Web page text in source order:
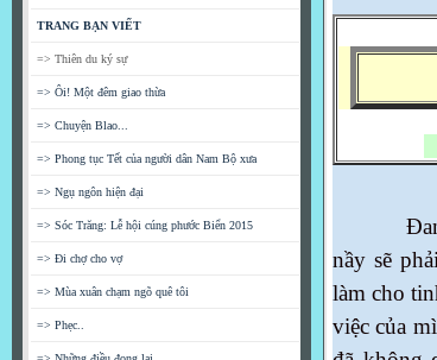
TRANG BẠN VIẾT
=> Thiên du ký sự
=> Ôi! Một đêm giao thừa
=> Chuyện Blao...
=> Phong tục Tết của người dân Nam Bộ xưa
=> Ngụ ngôn hiện đại
=> Sóc Trăng: Lễ hội cúng phước Biển 2015
=> Đi chợ cho vợ
=> Mùa xuân chạm ngõ quê tôi
=> Phẹc..
Đang
nầy sẽ
làm cho
việc của